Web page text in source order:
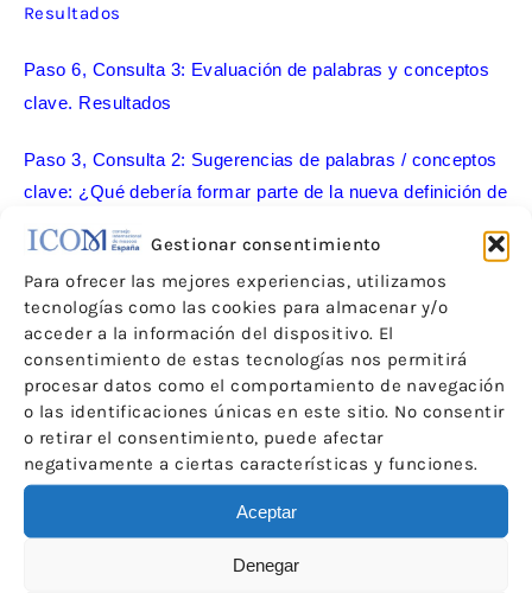
Gestionar consentimiento
Para ofrecer las mejores experiencias, utilizamos
tecnologías como las cookies para almacenar y/o
acceder a la información del dispositivo. El
consentimiento de estas tecnologías nos permitirá
procesar datos como el comportamiento de navegación
o las identificaciones únicas en este sitio. No consentir
o retirar el consentimiento, puede afectar
negativamente a ciertas características y funciones.
Aceptar
Denegar
Resultados
Paso 6, Consulta 3: Evaluación de palabras y conceptos
clave. Resultados
Paso 3, Consulta 2: Sugerencias de palabras / conceptos
clave: ¿Qué debería formar parte de la nueva definición de
Paso 2, Consulta 1 – Resultados de los debates e
informes de las actividades tras Kyoto 2019